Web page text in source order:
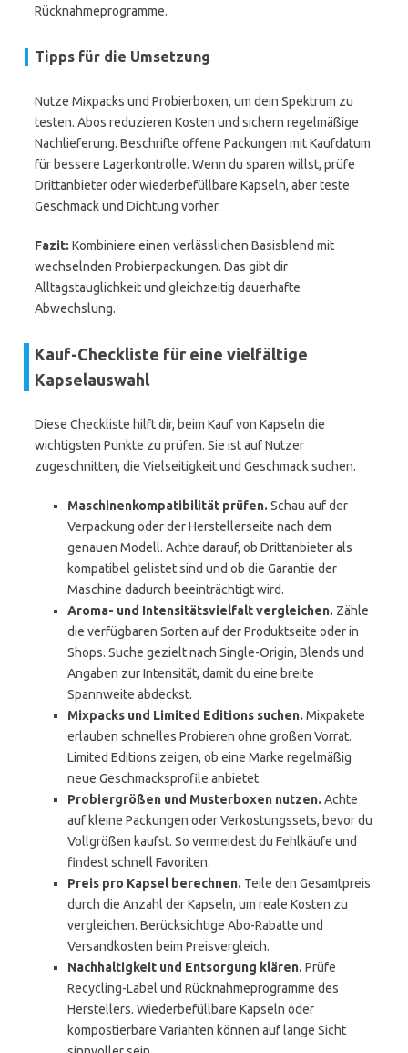
Rücknahmeprogramme.
Tipps für die Umsetzung
Nutze Mixpacks und Probierboxen, um dein Spektrum zu
testen. Abos reduzieren Kosten und sichern regelmäßige
Nachlieferung. Beschrifte offene Packungen mit Kaufdatum
für bessere Lagerkontrolle. Wenn du sparen willst, prüfe
Drittanbieter oder wiederbefüllbare Kapseln, aber teste
Geschmack und Dichtung vorher.
Fazit: Kombiniere einen verlässlichen Basisblend mit
wechselnden Probierpackungen. Das gibt dir
Alltagstauglichkeit und gleichzeitig dauerhafte
Abwechslung.
Kauf-Checkliste für eine vielfältige
Kapselauswahl
Diese Checkliste hilft dir, beim Kauf von Kapseln die
wichtigsten Punkte zu prüfen. Sie ist auf Nutzer
zugeschnitten, die Vielseitigkeit und Geschmack suchen.
Maschinenkompatibilität prüfen. Schau auf der
Verpackung oder der Herstellerseite nach dem
genauen Modell. Achte darauf, ob Drittanbieter als
kompatibel gelistet sind und ob die Garantie der
Maschine dadurch beeinträchtigt wird.
Aroma- und Intensitätsvielfalt vergleichen. Zähle
die verfügbaren Sorten auf der Produktseite oder in
Shops. Suche gezielt nach Single-Origin, Blends und
Angaben zur Intensität, damit du eine breite
Spannweite abdeckst.
Mixpacks und Limited Editions suchen. Mixpakete
erlauben schnelles Probieren ohne großen Vorrat.
Limited Editions zeigen, ob eine Marke regelmäßig
neue Geschmacksprofile anbietet.
Probiergrößen und Musterboxen nutzen. Achte
auf kleine Packungen oder Verkostungssets, bevor du
Vollgrößen kaufst. So vermeidest du Fehlkäufe und
findest schnell Favoriten.
Preis pro Kapsel berechnen. Teile den Gesamtpreis
durch die Anzahl der Kapseln, um reale Kosten zu
vergleichen. Berücksichtige Abo-Rabatte und
Versandkosten beim Preisvergleich.
Nachhaltigkeit und Entsorgung klären. Prüfe
Recycling-Label und Rücknahmeprogramme des
Herstellers. Wiederbefüllbare Kapseln oder
kompostierbare Varianten können auf lange Sicht